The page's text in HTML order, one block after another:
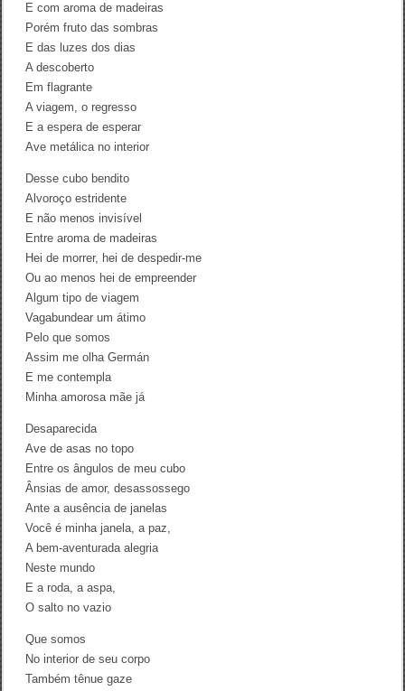
a
d
A
i
(
r
a
u
ç
o
)
E com aroma de madeiras
Porém fruto das sombras
E das luzes dos dias
A descoberto
Em flagrante
A viagem, o regresso
E a espera de esperar
Ave metálica no interior
Desse cubo bendito
Alvoroço estridente
E não menos invisível
Entre aroma de madeiras
Hei de morrer, hei de despedir-me
Ou ao menos hei de empreender
Algum tipo de viagem
Vagabundear um átimo
Pelo que somos
Assim me olha Germán
E me contempla
Minha amorosa mãe já
Desaparecida
Ave de asas no topo
Entre os ângulos de meu cubo
Ânsias de amor, desassossego
Ante a ausência de janelas
Você é minha janela, a paz,
A bem-aventurada alegria
Neste mundo
E a roda, a aspa,
O salto no vazio
Que somos
No interior de seu corpo
Também tênue gaze